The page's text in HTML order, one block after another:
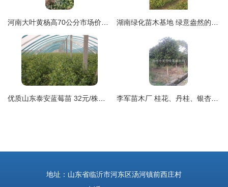
地址：山东省临沂市河东区汤河镇前西庄村